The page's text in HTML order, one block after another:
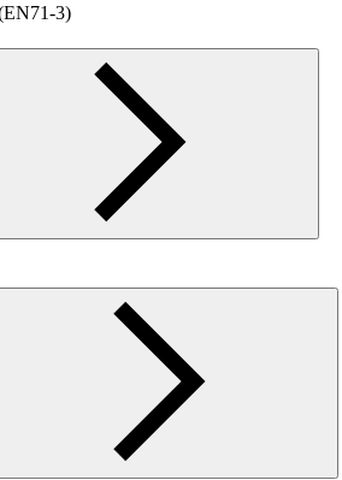
3)
ROSA3DPLASilk w kolorze Silver
się eleganckim, jedwabnym połyskiem i
model wyglądał jak gotowy produkt
właściwy filament.